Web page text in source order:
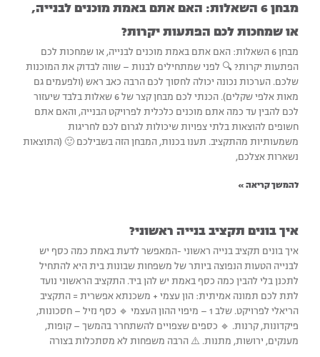
מבחן 6 השאלות: האם אתם באמת מוכנים לבנייה,
או שמחכות לכם הפתעות יקרות?
מבחן 6 השאלות: האם אתם באמת מוכנים לבנייה, או שמחכות לכם
הפתעות יקרות? 🔍 לפני שמתחילים לבנות – שווה לבדוק את המוכנות
שלכם. הערכות נכונה יכולה לחסוך לכם הרבה כאב ראש (ולפעמים גם
מאות אלפי שקלים). הכנתי לכם מבחן קצר של 6 שאלות בלבד שיעזור
לכם להבין עד כמה אתם מוכנים כלכלית לפרויקט הבנייה, והאם אתם
חשופים להוצאות בלתי צפויות שיכולות לגרום לכם לחריגות
משמעותיות מהתקציב. תענו בכנות, המבחן הזה בשבילכם 🙂 (התוצאות
נשארות אצלכם,
להמשך קריאה »
איך בונים תקציב בנייה ראשוני?
איך בונים תקציב בנייה ראשוני -המאפשר לדעת באמת כמה כסף יש
לבנייה הטעות הנפוצה ביותר של משפחות שבונות בית היא להתחיל
לתכנן בלי להבין כמה כסף באמת יש להן ביד. התקציב הראשוני נועד
לתת לכם תמונה אמיתית: הון עצמי + משכנתא אפשרית = התקציב
הריאלי לפרויקט. שלב 1 – מיפוי ההון העצמי 🔹 כסף נזיל – חסכונות,
פיקדונות, קרנות. 🔹 כספים שצפויים להשתחרר בהמשך – קופות,
מענקים, ירושות, מתנות. ⚠️ הרבה משפחות לא מסתכלות בצורה